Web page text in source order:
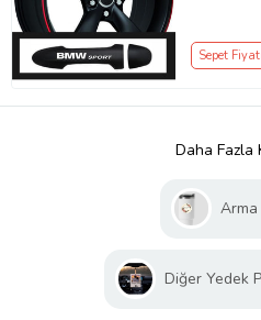
Sepet Fiyatı
Daha Fazla
Diğer Yedek